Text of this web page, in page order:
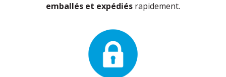
emballés et expédiés rapidement.